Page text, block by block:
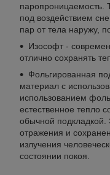
паропроницаемость.
под воздействием
пар от тела наружу,
Изософт -
отлично сохранять
Фольгированная
материал с
использованием
естественное тепло
обычной подкладкой.
отражения и
излучения
состоянии покоя.